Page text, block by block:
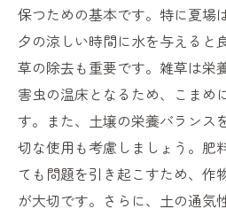
保つための基本です。特に夏場
夕の涼しい時間に水を与えると
草の除去も重要です。雑草は栄
害虫の温床となるため、こまめ
す。また、土壌の栄養バランス
切な使用も考慮しましょう。肥
ても問題を引き起こすため、作
が大切です。さらに、土の通気